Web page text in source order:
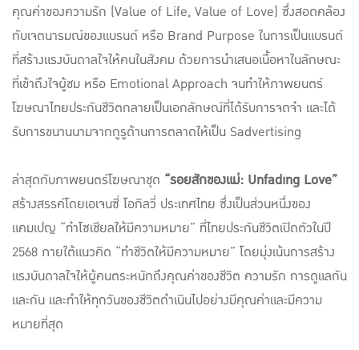
คุณค่าของความรัก (Value of Life, Value of Love) ซึ่งสอดคล้อง
กับเจตนารมณ์ของแบรนด์ หรือ Brand Purpose ในการเป็นแบรนด์
ที่สร้างแรงบันดาลใจให้คนในสังคม ด้วยการนำเสนอเนื้อหาในลักษณะ
ที่เข้าถึงใจผู้ชม หรือ Emotional Approach จนทำให้ภาพยนตร์
โฆษณาไทยประกันชีวิตกลายเป็นเอกลักษณ์ที่ได้รับการจดจำ และได้
รับการขนานนามจากกูรูด้านการตลาดให้เป็น Sadvertising
ล่าสุดกับภาพยนตร์โฆษณาชุด “รอยสักของแม่: Unfading Love”
สร้างสรรค์โดยเอเจนซี่ โอกิลวี่ ประเทศไทย ซึ่งเป็นส่วนหนึ่งของ
แคมเปญ “ทำโซเชียลให้มีความหมาย” ที่ไทยประกันชีวิตเปิดตัวในปี
2568 ภายใต้แนวคิด “ทำชีวิตให้มีความหมาย” โดยมุ่งเน้นการสร้าง
แรงบันดาลใจให้ผู้คนตระหนักถึงคุณค่าของชีวิต ความรัก การดูแลกัน
และกัน และทำให้ทุกวันของชีวิตดำเนินไปอย่างมีคุณค่าและมีความ
หมายที่สุด